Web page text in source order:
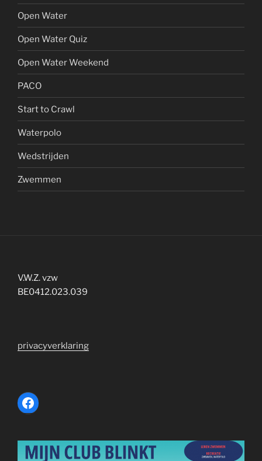
Open Water
Open Water Quiz
Open Water Weekend
PACO
Start to Crawl
Waterpolo
Wedstrijden
Zwemmen
V.W.Z. vzw
BE0412.023.039
privacyverklaring
Facebook